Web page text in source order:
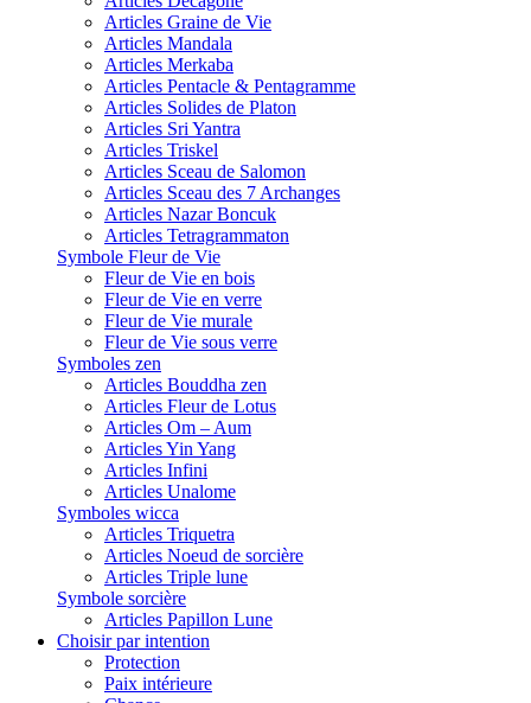
Articles Graine de Vie
Articles Mandala
Articles Merkaba
Articles Pentacle & Pentagramme
Articles Solides de Platon
Articles Sri Yantra
Articles Triskel
Articles Sceau de Salomon
Articles Sceau des 7 Archanges
Articles Nazar Boncuk
Articles Tetragrammaton
Symbole Fleur de Vie
Fleur de Vie en bois
Fleur de Vie en verre
Fleur de Vie murale
Fleur de Vie sous verre
Symboles zen
Articles Bouddha zen
Articles Fleur de Lotus
Articles Om – Aum
Articles Yin Yang
Articles Infini
Articles Unalome
Symboles wicca
Articles Triquetra
Articles Noeud de sorcière
Articles Triple lune
Symbole sorcière
Articles Papillon Lune
Choisir par intention
Protection
Paix intérieure